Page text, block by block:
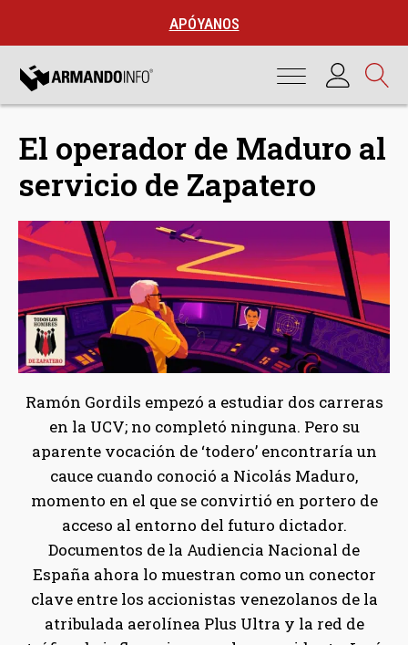
APÓYANOS
El operador de Maduro al
servicio de Zapatero
Ramón Gordils empezó a estudiar dos carreras
en la UCV; no completó ninguna. Pero su
aparente vocación de ‘todero’ encontraría un
cauce cuando conoció a Nicolás Maduro,
momento en el que se convirtió en portero de
acceso al entorno del futuro dictador.
Documentos de la Audiencia Nacional de
España ahora lo muestran como un conector
clave entre los accionistas venezolanos de la
atribulada aerolínea Plus Ultra y la red de